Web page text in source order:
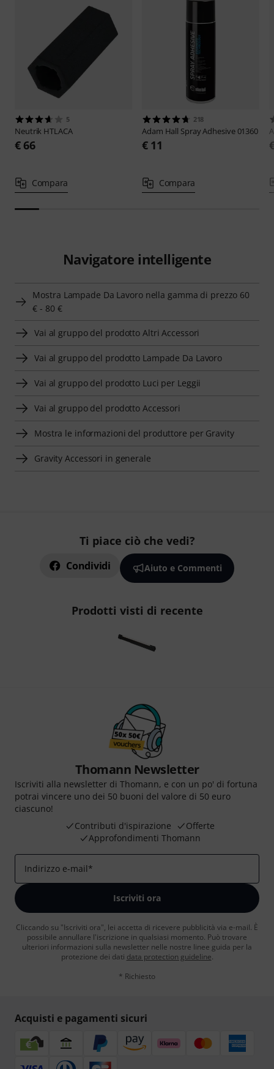
5
Neutrik HTLACA
€ 66
Compara
218
Adam Hall Spray Adhesive 01360
€ 11
Compara
Navigatore intelligente
Mostra Lampade Da Lavoro nella gamma di prezzo 60
€ - 80 €
Vai al gruppo del prodotto Altri Accessori
Vai al gruppo del prodotto Lampade Da Lavoro
Vai al gruppo del prodotto Luci per Leggii
Vai al gruppo del prodotto Accessori
Mostra le informazioni del produttore per Gravity
Gravity Accessori in generale
Ti piace ciò che vedi?
Condividi Aiuto e Commenti
Prodotti visti di recente
Thomann Newsletter
Iscriviti alla newsletter di Thomann, e con un po' di fortuna
potrai vincere uno dei 50 buoni del valore di 50 euro
ciascuno!
Contributi d'ispirazione
Offerte
Approfondimenti Thomann
Indirizzo e-mail*
Iscriviti ora
Cliccando su "Iscriviti ora", lei accetta di ricevere pubblicità via e-mail. È
possibile annullare l'iscrizione in qualsiasi momento. Può trovare
ulteriori informazioni sulla newsletter nelle nostre linee guida per la
protezione dei dati data protection guideline.
* Richiesto
Acquisti e pagamenti sicuri